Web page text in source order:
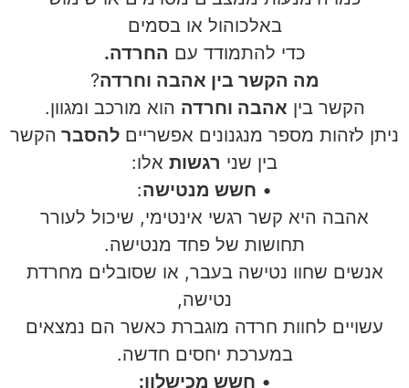
באלכוהול או בסמים
כדי להתמודד עם החרדה.
מה הקשר בין אהבה וחרדה?
הקשר בין אהבה וחרדה הוא מורכב ומגוון.
ניתן לזהות מספר מנגנונים אפשריים להסבר הקשר
בין שני רגשות אלו:
• חשש מנטישה:
אהבה היא קשר רגשי אינטימי, שיכול לעורר
תחושות של פחד מנטישה.
אנשים שחוו נטישה בעבר, או שסובלים מחרדת
נטישה,
עשויים לחוות חרדה מוגברת כאשר הם נמצאים
במערכת יחסים חדשה.
• חשש מכישלון: